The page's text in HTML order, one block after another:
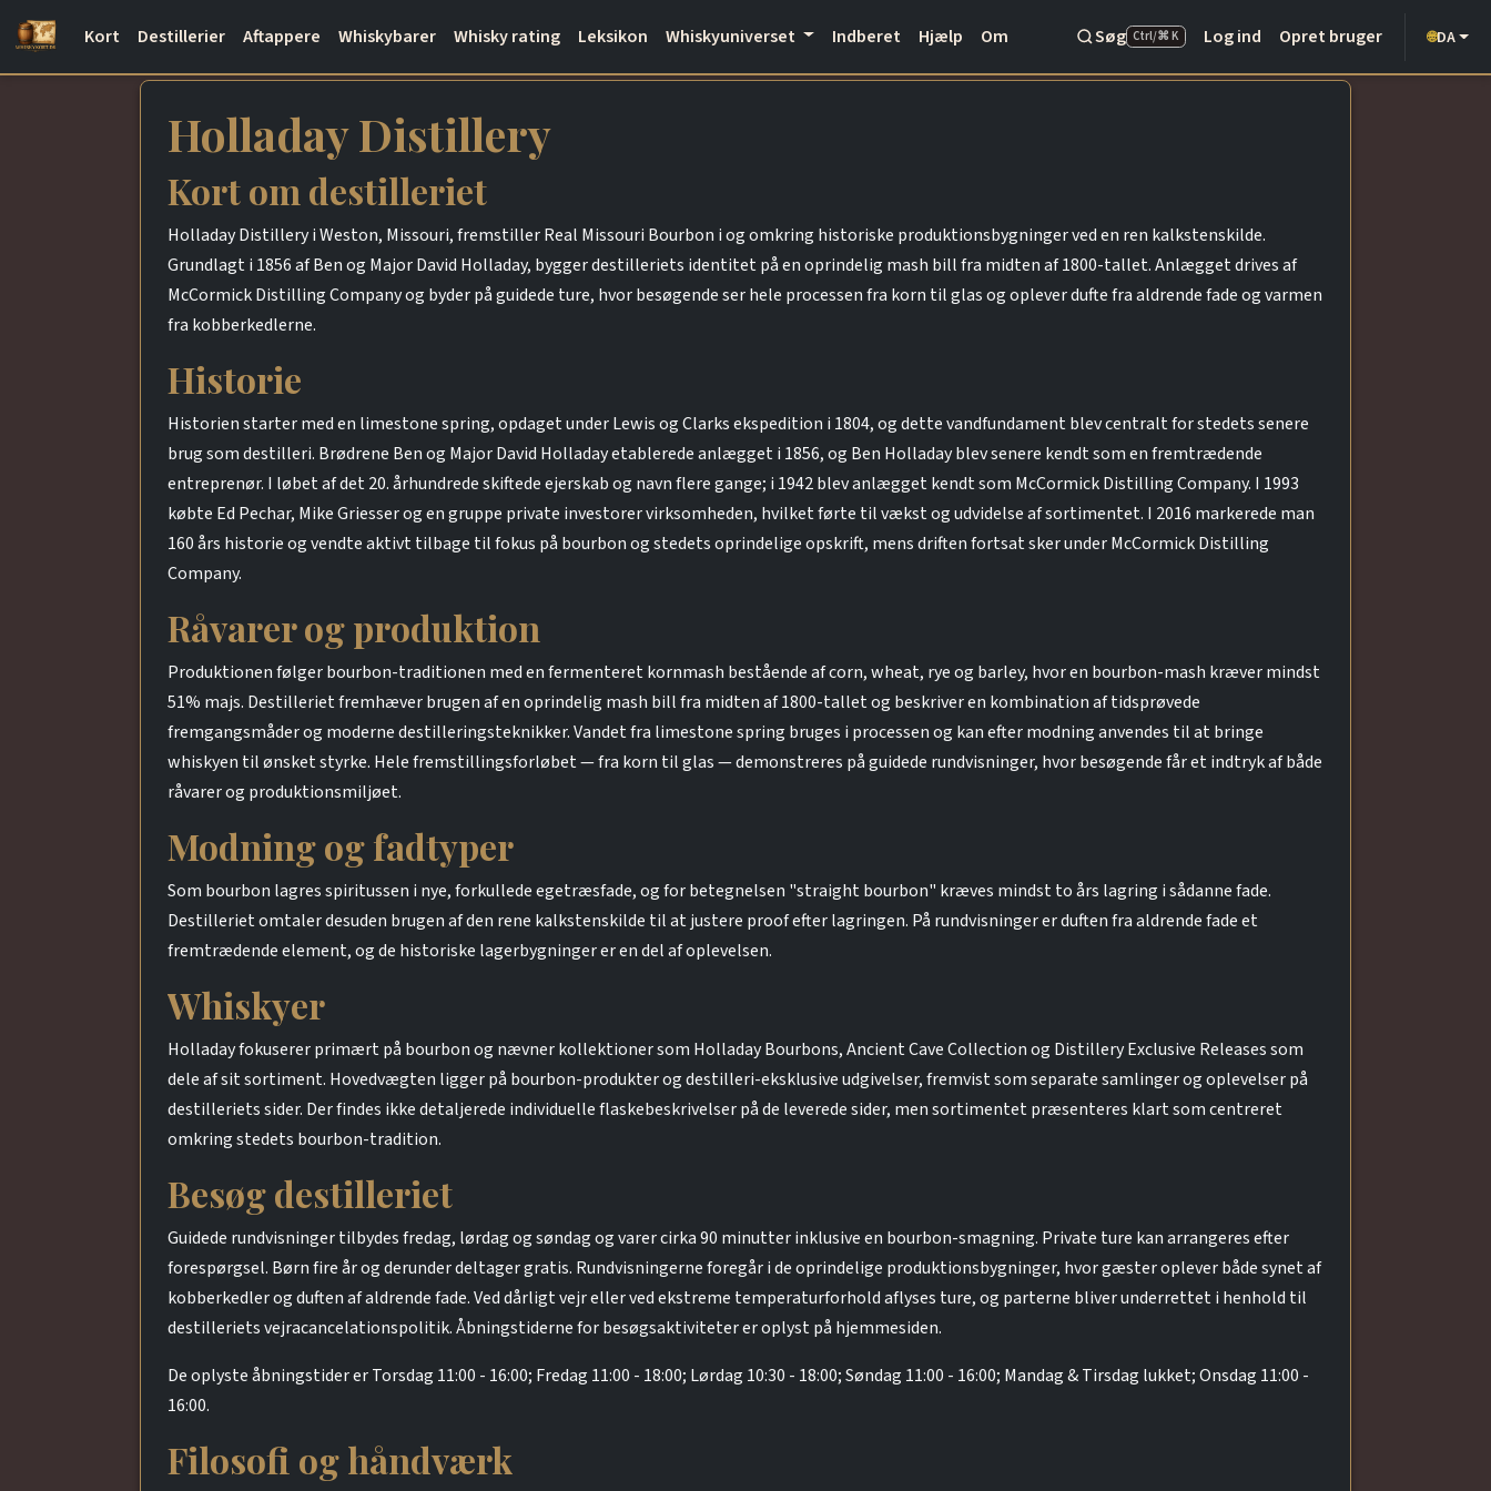
Kort Destillerier Aftappere Whiskybarer Whisky rating Leksikon Whiskyuniverset Indberet Hjælp Om Søg Ctrl/⌘ K Log ind Opret bruger 🌐DA
Holladay Distillery
Kort om destilleriet
Holladay Distillery i Weston, Missouri, fremstiller Real Missouri Bourbon i og omkring historiske produktionsbygninger ved en ren kalkstenskilde.
Grundlagt i 1856 af Ben og Major David Holladay, bygger destilleriets identitet på en oprindelig mash bill fra midten af 1800-tallet. Anlægget drives af
McCormick Distilling Company og byder på guidede ture, hvor besøgende ser hele processen fra korn til glas og oplever dufte fra aldrende fade og varmen
fra kobberkedlerne.
Historie
Historien starter med en limestone spring, opdaget under Lewis og Clarks ekspedition i 1804, og dette vandfundament blev centralt for stedets senere
brug som destilleri. Brødrene Ben og Major David Holladay etablerede anlægget i 1856, og Ben Holladay blev senere kendt som en fremtrædende
entreprenør. I løbet af det 20. århundrede skiftede ejerskab og navn flere gange; i 1942 blev anlægget kendt som McCormick Distilling Company. I 1993
købte Ed Pechar, Mike Griesser og en gruppe private investorer virksomheden, hvilket førte til vækst og udvidelse af sortimentet. I 2016 markerede man
160 års historie og vendte aktivt tilbage til fokus på bourbon og stedets oprindelige opskrift, mens driften fortsat sker under McCormick Distilling
Company.
Råvarer og produktion
Produktionen følger bourbon-traditionen med en fermenteret kornmash bestående af corn, wheat, rye og barley, hvor en bourbon-mash kræver mindst
51% majs. Destilleriet fremhæver brugen af en oprindelig mash bill fra midten af 1800-tallet og beskriver en kombination af tidsprøvede
fremgangsmåder og moderne destilleringsteknikker. Vandet fra limestone spring bruges i processen og kan efter modning anvendes til at bringe
whiskyen til ønsket styrke. Hele fremstillingsforløbet — fra korn til glas — demonstreres på guidede rundvisninger, hvor besøgende får et indtryk af både
råvarer og produktionsmiljøet.
Modning og fadtyper
Som bourbon lagres spiritussen i nye, forkullede egetræsfade, og for betegnelsen "straight bourbon" kræves mindst to års lagring i sådanne fade.
Destilleriet omtaler desuden brugen af den rene kalkstenskilde til at justere proof efter lagringen. På rundvisninger er duften fra aldrende fade et
fremtrædende element, og de historiske lagerbygninger er en del af oplevelsen.
Whiskyer
Holladay fokuserer primært på bourbon og nævner kollektioner som Holladay Bourbons, Ancient Cave Collection og Distillery Exclusive Releases som
dele af sit sortiment. Hovedvægten ligger på bourbon-produkter og destilleri-eksklusive udgivelser, fremvist som separate samlinger og oplevelser på
destilleriets sider. Der findes ikke detaljerede individuelle flaskebeskrivelser på de leverede sider, men sortimentet præsenteres klart som centreret
omkring stedets bourbon-tradition.
Besøg destilleriet
Guidede rundvisninger tilbydes fredag, lørdag og søndag og varer cirka 90 minutter inklusive en bourbon-smagning. Private ture kan arrangeres efter
forespørgsel. Børn fire år og derunder deltager gratis. Rundvisningerne foregår i de oprindelige produktionsbygninger, hvor gæster oplever både synet af
kobberkedler og duften af aldrende fade. Ved dårligt vejr eller ved ekstreme temperaturforhold aflyses ture, og parterne bliver underrettet i henhold til
destilleriets vejracancelationspolitik. Åbningstiderne for besøgsaktiviteter er oplyst på hjemmesiden.
De oplyste åbningstider er Torsdag 11:00 - 16:00; Fredag 11:00 - 18:00; Lørdag 10:30 - 18:00; Søndag 11:00 - 16:00; Mandag & Tirsdag lukket; Onsdag 11:00 -
16:00.
Filosofi og håndværk